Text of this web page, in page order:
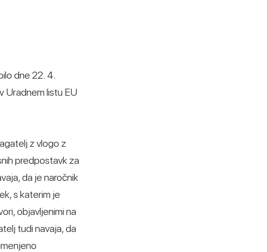
dne 22. 4.
Uradnem listu EU
z vlogo z
predpostavk za
da je naročnik
s katerim je
objavljenimi na
tudi navaja, da